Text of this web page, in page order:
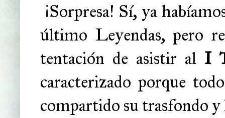
¡Sorpresa! Sí, ya
último Leyendas, pero
tentación de asistir al I
caracterizado porque
compartido su trasfondo y